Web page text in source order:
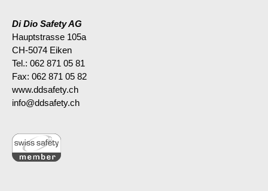
Di Dio Safety AG
Hauptstrasse 105a
CH-5074 Eiken
Tel.: 062 871 05 81
Fax: 062 871 05 82
www.ddsafety.ch
info@ddsafety.ch